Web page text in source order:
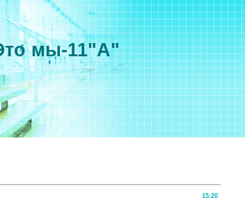
мы-11"А"
15:20